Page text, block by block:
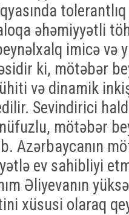
tolerantlıq
əhəmiyyətli
imicə və
ki, mötəbər
və dinamik
Sevindirici
mötəbər
Azərbaycanın
ev sahibliyi
Əliyevanın
xüsusi olaraq